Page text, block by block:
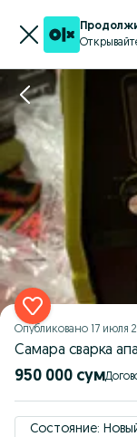
Опубликовано 17 июля
Самара сварка
950 000 сум
Состояние: